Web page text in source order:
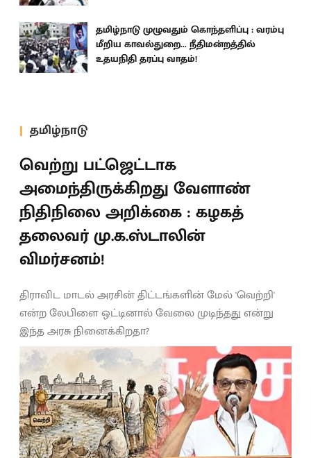
தமிழ்நாடு முழுவதும் கொந்தளிப்பு : வரம்பு
மீறிய காவல்துறை... நீதிமன்றத்தில்
உதயநிதி தரப்பு வாதம்!
தமிழ்நாடு
வெற்று பட்ஜெட்டாக
அமைந்திருக்கிறது வேளாண்
நிதிநிலை அறிக்கை : கழகத்
தலைவர் மு.க.ஸ்டாலின்
விமர்சனம்!
திராவிட மாடல் அரசின் திட்டங்களின் மேல் 'வெற்றி'
என்ற லேபிளை ஒட்டினால் வேலை முடிந்தது என்று
இந்த அரசு நினைக்கிறதா?